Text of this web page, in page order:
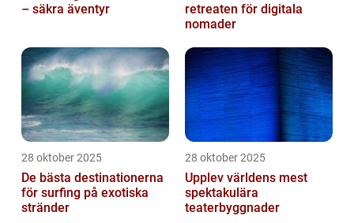
– säkra äventyr
retreaten för digitala
nomader
28 oktober 2025
De bästa destinationerna
för surfing på exotiska
stränder
28 oktober 2025
Upplev världens mest
spektakulära
teaterbyggnader